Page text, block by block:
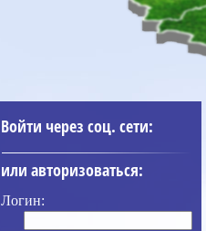
Войти через соц. сети:
или авторизоваться:
Логин: